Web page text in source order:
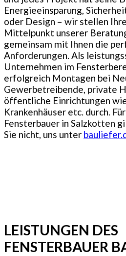
Energieeinsparung,
oder Design – wir stellen
Mittelpunkt unserer
gemeinsam mit Ihnen die
Anforderungen. Als
Unternehmen im
erfolgreich Montagen bei
Gewerbetreibende, private
öffentliche Einrichtungen
Krankenhäuser etc. durch.
Fensterbauer in Salzkotten
Sie nicht, uns unter
LEISTUNGEN DES
FENSTERBAUER